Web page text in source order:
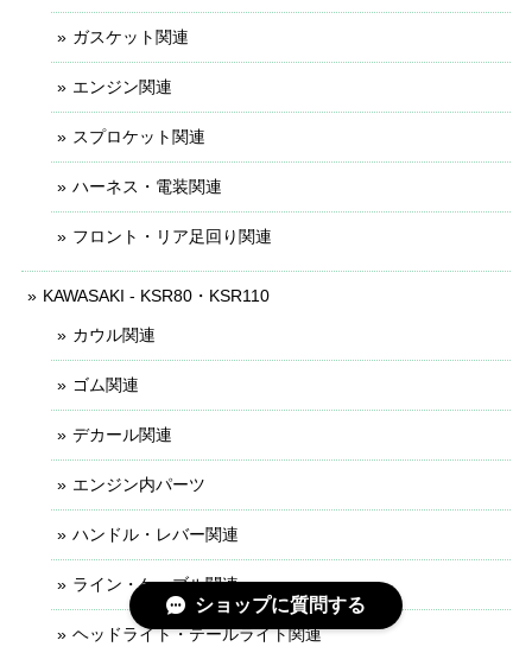
ガスケット関連
エンジン関連
スプロケット関連
ハーネス・電装関連
フロント・リア足回り関連
KAWASAKI - KSR80・KSR110
カウル関連
ゴム関連
デカール関連
エンジン内パーツ
ハンドル・レバー関連
ライン・ケーブル関連
ヘッドライト・テールライト関連
ショップに質問する